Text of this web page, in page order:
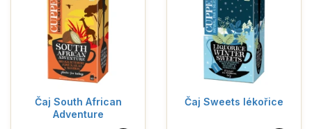
Čaj South African
Adventure
Čaj Sweets lékořice